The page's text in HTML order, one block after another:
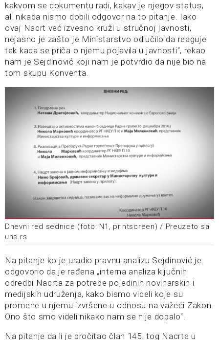
kakvom se dokumentu radi, kakav je njegov status,
ali nikada nismo dobili odgovor na to pitanje. Iako
ovaj Nacrt već izvesno kruži u stručnoj javnosti,
nejasno je zašto je Ministarstvo odlučilo da reaguje
tek kada se priča o njemu pojavila u javnosti“, rekao
nam je Sejdinović koji nam je potvrdio da nije bio na
tom skupu Konventa.
Dnevni red sednice (foto: N1, printscreen) / Preuzeto sa
uns.rs
Na pitanje ko je uradio pravnu analizu Sejdinović je
odgovorio da je rađena „interna analiza ključnih
odredbi Nacrta za potrebe pojedinih novinarskih i
medijskih udruženja, kako bismo videli koje su
promene u njemu izvršene u odnosu na važeći Zakon.
Ono što smo videli nikako nam se nije dopalo“.
Na pitanje da li je pročitao član 145. tog Nacrta u